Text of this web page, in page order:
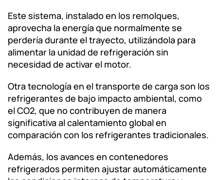
Este sistema, instalado en los remolques,
aprovecha la energía que normalmente se
perdería durante el trayecto, utilizándola para
alimentar la unidad de refrigeración sin
necesidad de activar el motor.
Otra tecnología en el transporte de carga son los
refrigerantes de bajo impacto ambiental, como
el CO2, que no contribuyen de manera
significativa al calentamiento global en
comparación con los refrigerantes tradicionales.
Además, los avances en contenedores
refrigerados permiten ajustar automáticamente